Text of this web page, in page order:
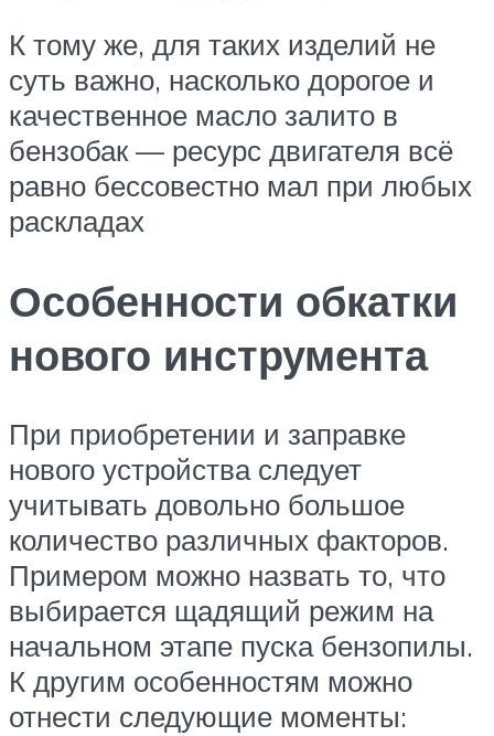
К тому же, для таких изделий не
суть важно, насколько дорогое и
качественное масло залито в
бензобак — ресурс двигателя всё
равно бессовестно мал при любых
раскладах
Особенности обкатки
нового инструмента
При приобретении и заправке
нового устройства следует
учитывать довольно большое
количество различных факторов.
Примером можно назвать то, что
выбирается щадящий режим на
начальном этапе пуска бензопилы.
К другим особенностям можно
отнести следующие моменты: